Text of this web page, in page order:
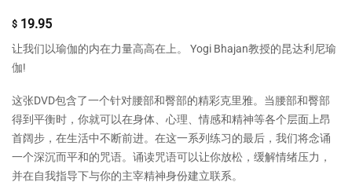
$ 19.95
让我们以瑜伽的内在力量高高在上。 Yogi Bhajan教授的昆达利尼瑜
伽!
这张DVD包含了一个针对腰部和臀部的精彩克里雅。当腰部和臀部
得到平衡时，你就可以在身体、心理、情感和精神等各个层面上昂
首阔步，在生活中不断前进。在这一系列练习的最后，我们将念诵
一个深沉而平和的咒语。诵读咒语可以让你放松，缓解情绪压力，
并在自我指导下与你的主宰精神身份建立联系。